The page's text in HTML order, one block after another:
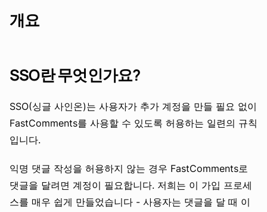
개요
SSO란 무엇인가요?
SSO(싱글 사인온)는 사용자가 추가 계정을 만들 필요 없이
FastComments를 사용할 수 있도록 허용하는 일련의 규칙
입니다.
익명 댓글 작성을 허용하지 않는 경우 FastComments로
댓글을 달려면 계정이 필요합니다. 저희는 이 가입 프로세
스를 매우 쉽게 만들었습니다 - 사용자는 댓글을 달 때 이